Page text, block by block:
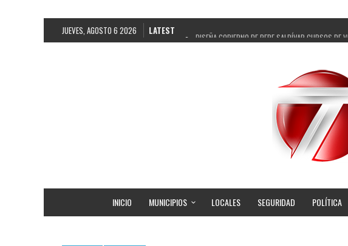
JUEVES, AGOSTO 6 2026 LATEST
DISEÑA GOBIERNO DE PEPE SALDÍVAR CURSOS DE
FORTALECE GOBIERNO DE PEPE SALDÍVAR LA
GOBIERNO DE PEPE SALDÍVAR Y GRUPO FEMSA
CUARTA FERIA EXPO AGROPECUARIA TRAJO
RECONOCE PEPE SALDÍVAR A ARTISTA
SON MUJERES GUADALUPENSES PRINCIPALES
INICIO MUNICIPIOS LOCALES SEGURIDAD POLÍTICA